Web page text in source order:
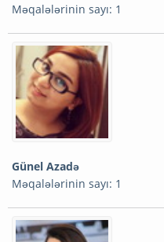
Məqalələrinin sayı: 1
Günel Azadə
Məqalələrinin sayı: 1